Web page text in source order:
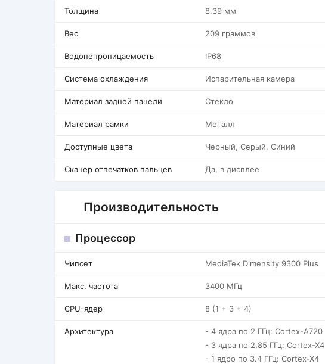
Толщина 8.39 мм
Вес 209 граммов
Водонепроницаемость IP68
Система охлаждения Испарительная камера
Материал задней панели Стекло
Материал рамки Металл
Доступные цвета Черный, Серый, Синий
Сканер отпечатков пальцев Да, в дисплее
Производительность
Процессор
Чипсет MediaTek Dimensity 9300 Plus
Макс. частота 3400 МГц
CPU-ядер 8 (1 + 3 + 4)
Архитектура
- 4 ядра по 2 ГГц: Cortex-A720
- 3 ядра по 2.85 ГГц: Cortex-X4
- 1 ядро по 3.4 ГГц: Cortex-X4